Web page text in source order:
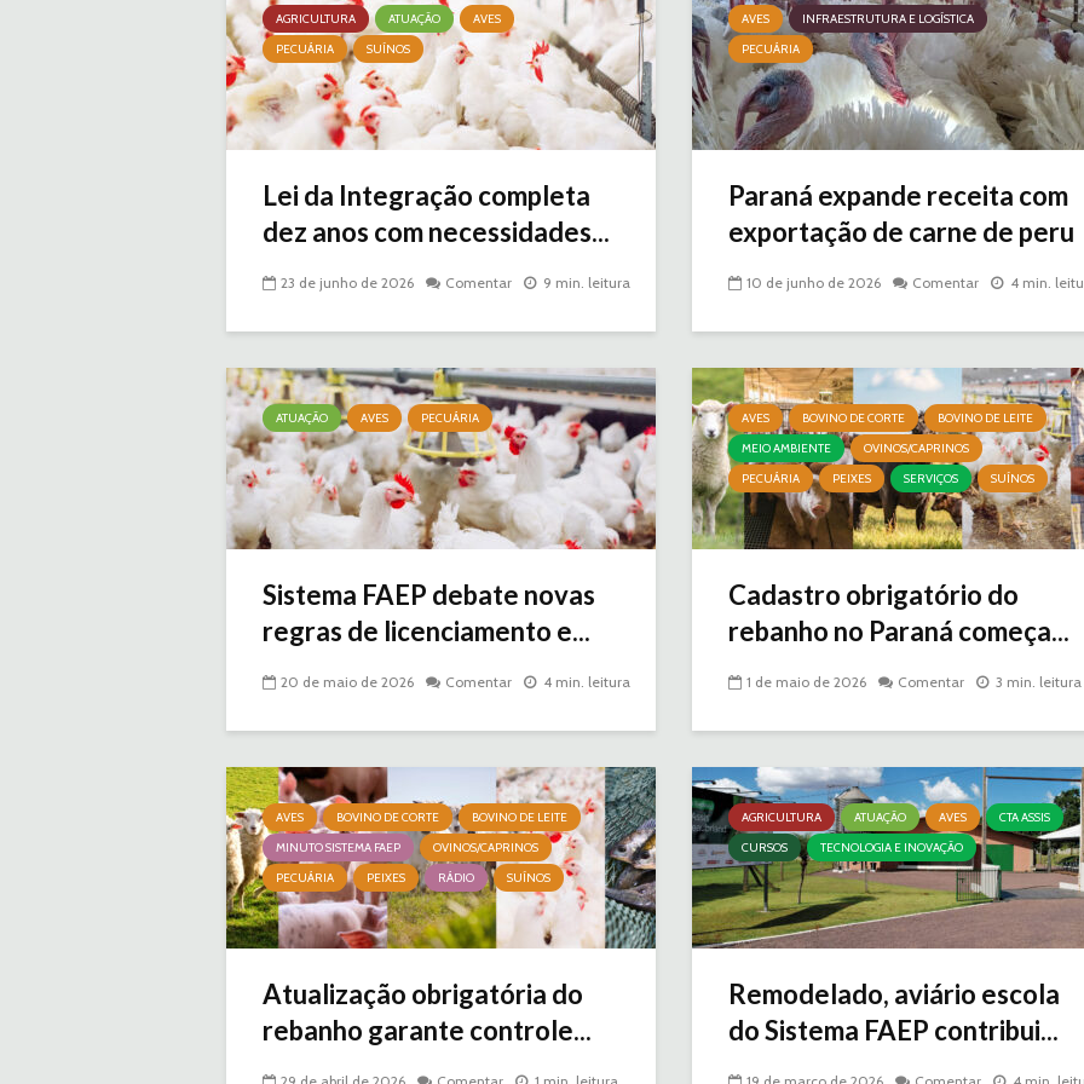
AGRICULTURA ATUAÇÃO
AVES
PECUÁRIA
SUÍNOS
Lei da Integração completa
dez anos com necessidades...
23 de junho de 2026 Comentar 9 min. leitura
AVES
INFRAESTRUTURA E LOGÍSTICA
PECUÁRIA
Paraná expande receita com
exportação de carne de peru
10 de junho de 2026 Comentar 4 min.
ATUAÇÃO AVES PECUÁRIA
Sistema FAEP debate novas
regras de licenciamento e...
20 de maio de 2026 Comentar 4 min. leitura
AVES BOVINO DE CORTE
BOVINO DE LEITE
MEIO AMBIENTE
OVINOS/CAPRINOS
PECUÁRIA
PEIXES SERVIÇOS SUÍNOS
Cadastro obrigatório do
rebanho no Paraná começa...
1 de maio de 2026 Comentar 3 min. leitura
AVES BOVINO DE CORTE
BOVINO DE LEITE
MINUTO SISTEMA FAEP
OVINOS/CAPRINOS
PECUÁRIA
PEIXES RÁDIO SUÍNOS
Atualização obrigatória do
rebanho garante controle...
AGRICULTURA ATUAÇÃO AVES
CTA ASSIS
CURSOS
TECNOLOGIA E INOVAÇÃO
Remodelado, aviário escola
do Sistema FAEP contribui...